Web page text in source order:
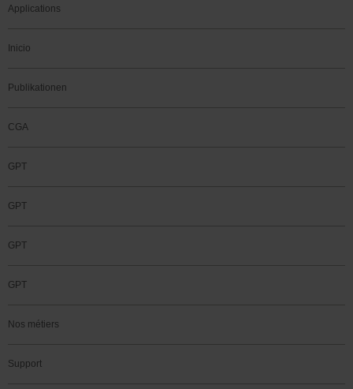
Applications
Inicio
Publikationen
CGA
GPT
GPT
GPT
GPT
Nos métiers
Support